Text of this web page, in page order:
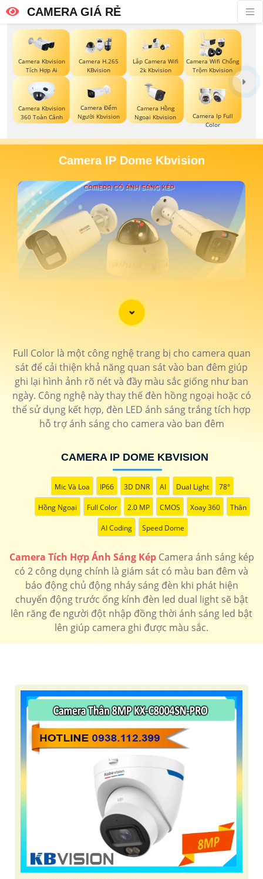
CAMERA GIÁ RẺ
Camera Kbvision
Tích Hợp Ai
Camera H.265
KBvision
Lắp Camera Wifi
2k Kbvision
Camera Wifi Chống
Trộm Kbvision
Camera Kbvision
360 Toàn Cảnh
Camera Đếm
Người Kbvision
Camera Hồng
Ngoại Kbvision
Camera Ip Full
Color
Camera IP Dome Kbvision
Full Color là một công nghệ trang bị cho camera quan
sát để cải thiện khả năng quan sát vào ban đêm giúp
ghi lại hình ảnh rõ nét và đầy màu sắc giống như ban
ngày. Công nghệ này thay thế đèn hồng ngoại hoặc có
thể sử dụng kết hợp, đèn LED ánh sáng trắng tích hợp
hỗ trợ ánh sáng cho camera vào ban đêm
CAMERA IP DOME KBVISION
Mic Và Loa IP66 3D DNR AI Dual Light 78°
Hồng Ngoại Full Color 2.0 MP CMOS Xoay 360 Thân
AI Coding Speed Dome
Camera Tích Hợp Ánh Sáng KépCamera ánh sáng kép
có 2 công dụng chính là giám sát có màu ban đêm và
báo động chủ động nháy sáng đèn khi phát hiện
chuyển động trước ống kính đèn led dual light sẽ bật
lên răng đe người đột nhập đồng thời ánh sáng led bật
lên giúp camera ghi được màu sắc.